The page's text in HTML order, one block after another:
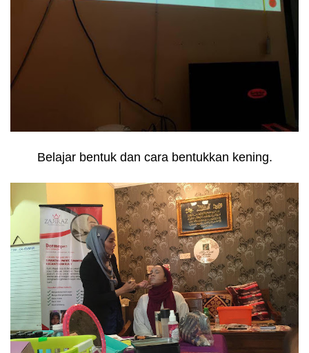
Belajar bentuk dan cara bentukkan kening.